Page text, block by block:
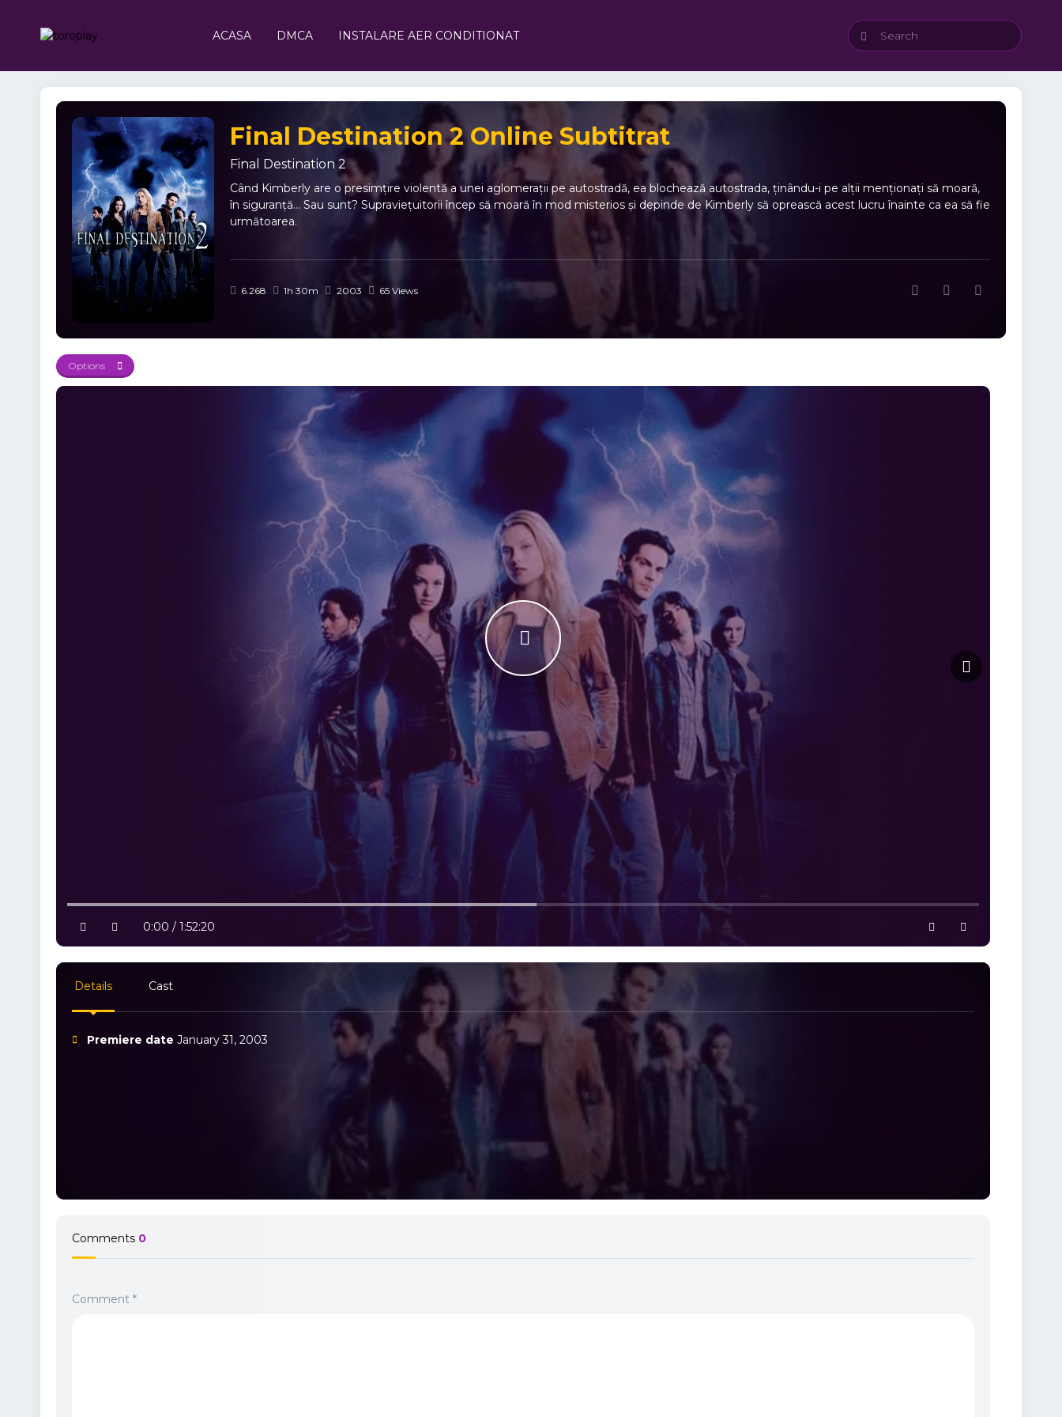
ACASA DMCA INSTALARE AER CONDITIONAT
Final Destination 2 Online Subtitrat
Final Destination 2
Când Kimberly are o presimțire violentă a unei aglomerații pe autostradă, ea blochează autostrada, ținându-i pe alții menționați să moară,
în siguranță... Sau sunt? Supraviețuitorii încep să moară în mod misterios și depinde de Kimberly să oprească acest lucru înainte ca ea să fie
următoarea.
6.268 1h 30m 2003 65 Views
Options
10% progress
volume0:00 / 1:52:20 settings
Details Cast
Premiere date January 31, 2003
Comments 0
Comment *